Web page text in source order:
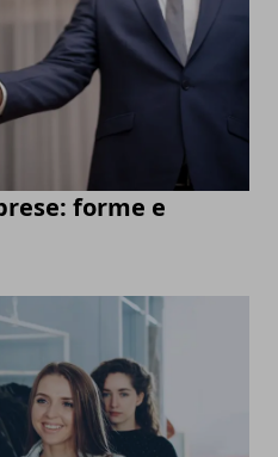
forme e